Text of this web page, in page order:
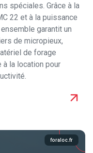
spéciales. Grâce à la
22 et à la puissance
garantit un
de micropieux,
de forage
la location pour
foraloc.fr